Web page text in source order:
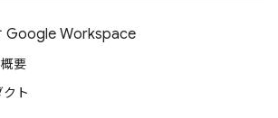
Google Workspace
要
ト